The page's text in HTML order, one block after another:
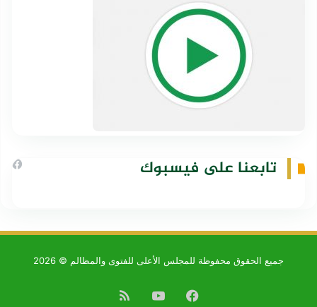
تابعنا على فيسبوك
جميع الحقوق محفوظة للمجلس الأعلى للفتوى والمظالم © 2026
فيسبوكيوتيوبملخص